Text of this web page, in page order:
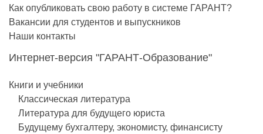
Как опубликовать свою работу в системе ГАРАНТ?
Вакансии для студентов и выпускников
Наши контакты
Интернет-версия "ГАРАНТ-Образование"
Книги и учебники
Классическая литература
Литература для будущего юриста
Будущему бухгалтеру, экономисту, финансисту